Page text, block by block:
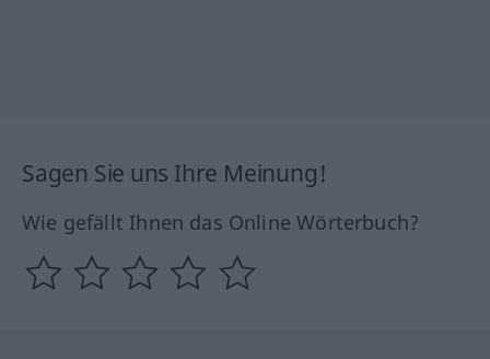
Sagen Sie uns Ihre Meinung!
Wie gefällt Ihnen das Online Wörterbuch?